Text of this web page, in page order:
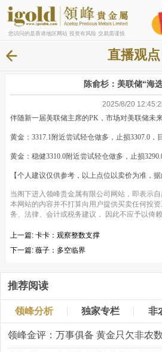
您访问的是香港地区网站 投资有风险 交易需谨慎
直播观点
陈俞杉：美联储“海
2025/8/20
伴随新一届美联储主席的PK，市场对美联储未
黄金：3317.1附近尝试轻仓做多，止损3307.0，
黄金：稳健3310.0附近尝试轻仓做多，止损
【个人建议仅供参考，以上点位以卖价为准，据
当阁下进入领峰贵金属有限公司网站，即表示自
本网站的内容并不打算向用户提供买卖任何投
务、法律、会计或税务建议， 因此不应予以倚赖
上一篇: 卡卡：观察整数支撑
下一篇: 薇子：多空临界
推荐阅读
领峰分析 独家专栏 非